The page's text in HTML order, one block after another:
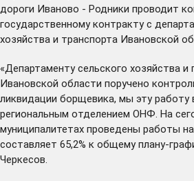
дороги Иваново - Родники проводит
государственному контракту с
хозяйства и транспорта Ивановской
«Департаменту сельского хозяйства и
Ивановской области поручено
ликвидации борщевика, мы эту работу
региональным отделением ОНФ. На
муниципалитетах проведены работы
составляет 65,2% к общему плану-
Черкесов.